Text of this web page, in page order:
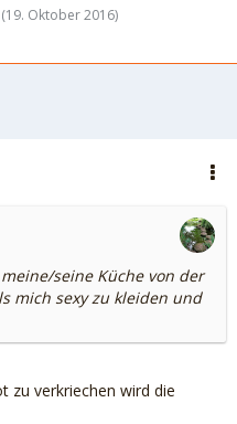
19. Oktober 2016)
seine Küche von der
mich sexy zu kleiden und
zu verkriechen wird die